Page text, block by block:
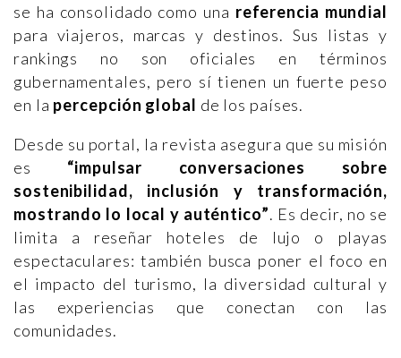
se ha consolidado como una referencia mundial
para viajeros, marcas y destinos. Sus listas y
rankings no son oficiales en términos
gubernamentales, pero sí tienen un fuerte peso
en la percepción global de los países.
Desde su portal, la revista asegura que su misión
es “impulsar conversaciones sobre
sostenibilidad, inclusión y transformación,
mostrando lo local y auténtico”. Es decir, no se
limita a reseñar hoteles de lujo o playas
espectaculares: también busca poner el foco en
el impacto del turismo, la diversidad cultural y
las experiencias que conectan con las
comunidades.